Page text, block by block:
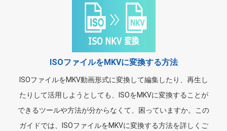
ISOファイルをMKVに変換する方法
ISOファイルをMKV動画形式に変換して編集したり、再生し
たりして活用しようとしても、ISOをMKVに変換することが
できるツールや方法が分からなくて、困っていますか。この
ガイドでは、ISOファイルをMKVに変換する方法を詳しくご